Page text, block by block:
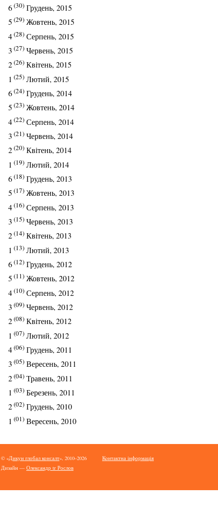
6(30) Грудень, 2015
5 (29) Жовтень, 2015
4(28) Серпень, 2015
3 (27) Червень, 2015
2(26) Квітень, 2015
1 (25) Лютий, 2015
6(24) Грудень, 2014
5 (23) Жовтень, 2014
4(22) Серпень, 2014
3 (21) Червень, 2014
2(20) Квітень, 2014
1 (19) Лютий, 2014
6(18) Грудень, 2013
5 (17) Жовтень, 2013
4(16) Серпень, 2013
3 (15) Червень, 2013
2(14) Квітень, 2013
1 (13) Лютий, 2013
6(12) Грудень, 2012
5 (11) Жовтень, 2012
4(10) Серпень, 2012
3 (09) Червень, 2012
2(08) Квітень, 2012
1 (07) Лютий, 2012
4(06) Грудень, 2011
3 (05) Вересень, 2011
2(04) Травень, 2011
1 (03) Березень, 2011
2(02) Грудень, 2010
1 (01) Вересень, 2010
© «Дикун глобал консалт», 2010–2026
Дизайн — Олександр tr Рослов
Контактна інформація